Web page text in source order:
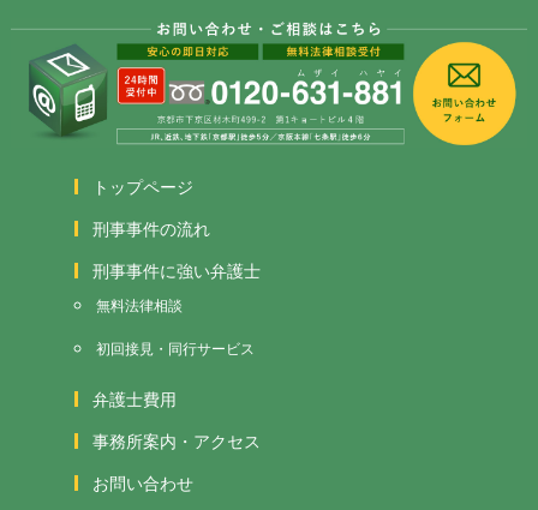
トップページ
刑事事件の流れ
刑事事件に強い弁護士
無料法律相談
初回接見・同行サービス
弁護士費用
事務所案内・アクセス
お問い合わせ